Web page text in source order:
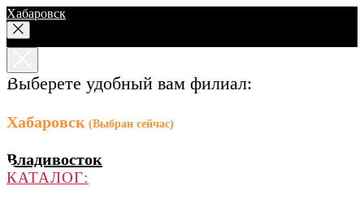
Хабаровск
Выберете удобный вам филиал:
Хабаровск (Выбран сейчас)
Владивосток
КАТАЛОГ: